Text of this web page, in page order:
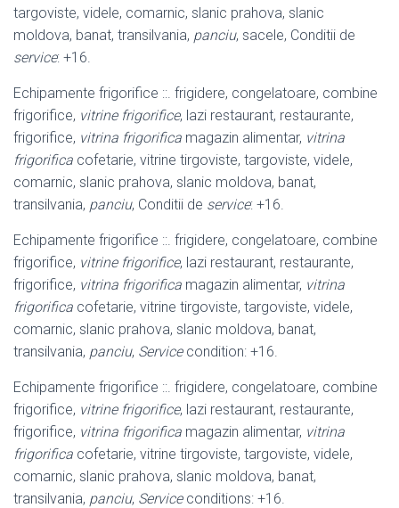
targoviste, videle, comarnic, slanic prahova, slanic
moldova, banat, transilvania, panciu, sacele, Conditii de
service: +16.
Echipamente frigorifice ::. frigidere, congelatoare, combine
frigorifice, vitrine frigorifice, lazi restaurant, restaurante,
frigorifice, vitrina frigorifica magazin alimentar, vitrina
frigorifica cofetarie, vitrine tirgoviste, targoviste, videle,
comarnic, slanic prahova, slanic moldova, banat,
transilvania, panciu, Conditii de service: +16.
Echipamente frigorifice ::. frigidere, congelatoare, combine
frigorifice, vitrine frigorifice, lazi restaurant, restaurante,
frigorifice, vitrina frigorifica magazin alimentar, vitrina
frigorifica cofetarie, vitrine tirgoviste, targoviste, videle,
comarnic, slanic prahova, slanic moldova, banat,
transilvania, panciu, Servicecondition: +16.
Echipamente frigorifice ::. frigidere, congelatoare, combine
frigorifice, vitrine frigorifice, lazi restaurant, restaurante,
frigorifice, vitrina frigorifica magazin alimentar, vitrina
frigorifica cofetarie, vitrine tirgoviste, targoviste, videle,
comarnic, slanic prahova, slanic moldova, banat,
transilvania, panciu, Serviceconditions: +16.